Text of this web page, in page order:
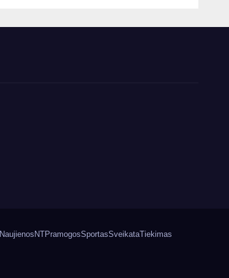
Naujienos NTPramogosSportasSveikataTiekimas